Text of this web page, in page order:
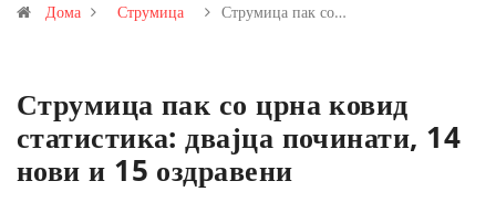
Дома Струмица Струмица пак со…
Струмица пак со црна ковид
статистика: двајца починати, 14
нови и 15 оздравени